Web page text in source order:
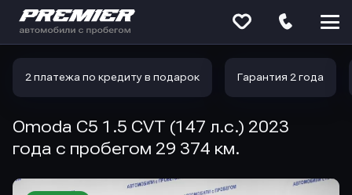
2 платежа по кредиту в подарок Гарантия 2 года
Omoda C5 1.5 CVT (147 л.с.) 2023
года с пробегом 29 374 км.